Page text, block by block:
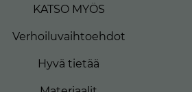
KATSO MYÖS
Verhoiluvaihtoehdot
Hyvä tietää